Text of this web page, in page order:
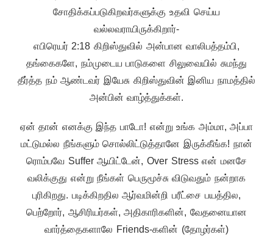
சோதிக்கப்படுகிறவர்களுக்கு உதவி செய்ய
வல்லவராயிருக்கிறார்-
எபிரெயர் 2:18 கிறிஸ்துவில் அன்பான வாலிபத்தம்பி,
தங்கைகளே, நம்முடைய பாடுகளை சிலுவையில் சுமந்து
தீர்த்த நம் ஆண்டவர் இயேசு கிறிஸ்துவின் இனிய நாமத்தில்
அன்பின் வாழ்த்துக்கள்.
ஏன் தான் எனக்கு இந்த பாடோ! என்று உங்க அம்மா, அப்பா
மட்டுமல்ல நீங்களும் சொல்லிட்டுத்தானே இருக்கீங்க! நான்
ரொம்பவே Suffer ஆயிட்டேன், Over Stress என் மனசே
வலிக்குது என்று நீங்கள் பெருமூச்சு விடுவதும் நன்றாக
புரிகிறது. படிக்கிறதில ஆர்வமின்றி பரீட்சை பயத்தில,
பெற்றோர், ஆசிரியர்கள், அதிகாரிகளின், வேதனையான
வார்த்தைகளாலே Friends-களின் (தோழர்கள்)